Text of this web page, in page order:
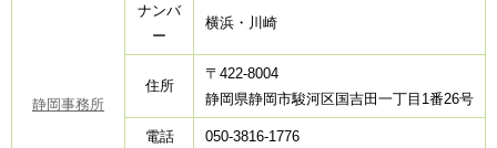
静岡事務所
ナンバ
ー
横浜・川崎
住所
〒422-8004
静岡県静岡市駿河区国吉田一丁目1番26号
電話 050-3816-1776